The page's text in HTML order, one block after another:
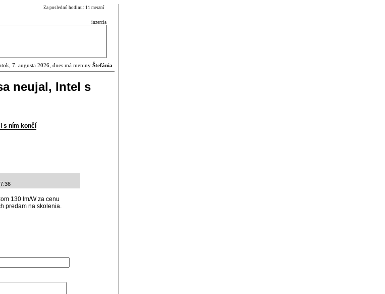
Za poslednú hodinu: 11 meraní
inzercia
7. augusta 2026, dnes má meniny Štefánia
neujal, Intel s
s ním končí
130 lm/W za cenu
predam na skolenia.